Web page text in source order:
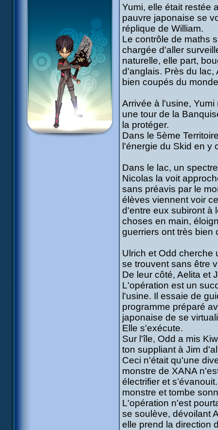
Yumi, elle était restée
pauvre japonaise se
réplique de William.
Le contrôle de maths
chargée d'aller
naturelle, elle part,
d'anglais. Près du lac,
bien coupés du
Arrivée à l'usine,
une tour de la
la protéger.
Dans le 5ème
l'énergie du Skid en y
Dans le lac, un
Nicolas la voit
sans préavis par le
élèves viennent voir
d'entre eux subiront à
choses en main,
guerriers ont très bien
Ulrich et Odd cherche
se trouvent sans être
De leur côté, Aelita et
L'opération est un
l'usine. Il essaie de
programme préparé
japonaise de se
Elle s'exécute.
Sur l'île, Odd a mis
ton suppliant à Jim
Ceci n'était qu'une
monstre de XANA
électrifier et
monstre et tombe
L'opération n'est
se soulève, dévoilant
elle prend la direction